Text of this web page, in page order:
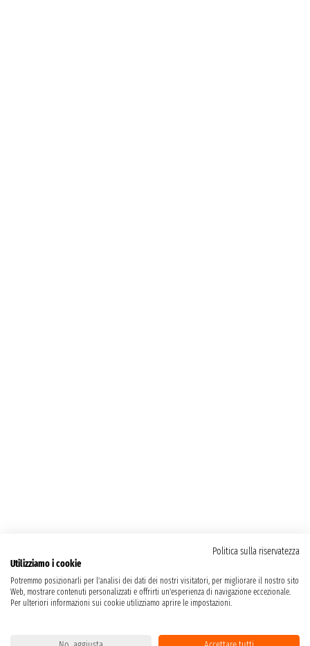
Politica sulla riservatezza
Utilizziamo i cookie
Potremmo posizionarli per l'analisi dei dati dei nostri visitatori, per migliorare il nostro sito
Web, mostrare contenuti personalizzati e offrirti un'esperienza di navigazione eccezionale.
Per ulteriori informazioni sui cookie utilizziamo aprire le impostazioni.